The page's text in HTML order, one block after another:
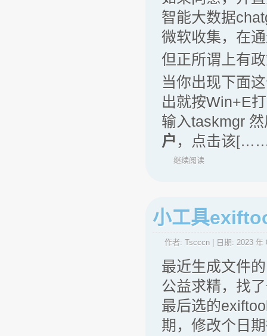
智能大数据
微软收集，在
但正所谓上有
当你出现下面
出就按Win+E
输入taskmgr
户 ，点击该
继续阅读
小工具
作者: Tscccn | 日期: 2023 年
最近生成文件
公益求精，找
最后选的
期，修改个日